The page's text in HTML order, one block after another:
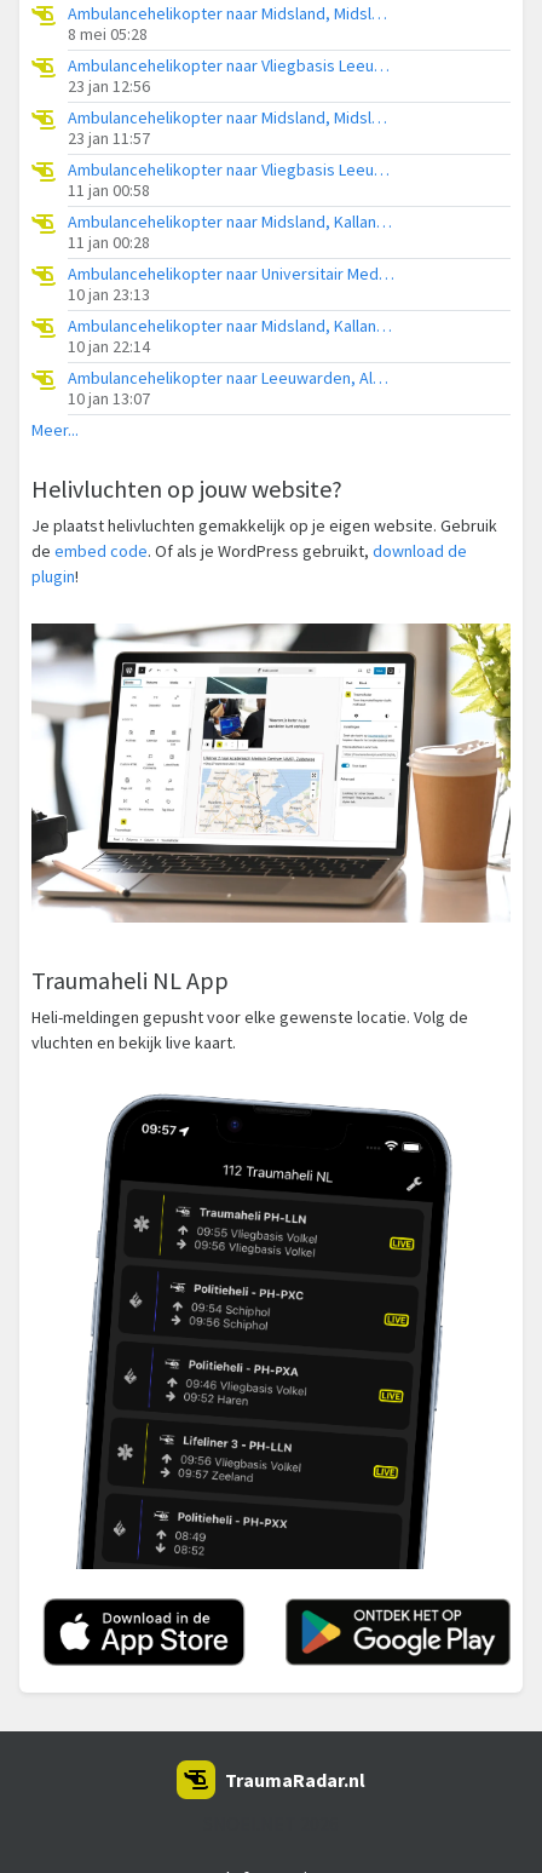
Ambulancehelikopter naar Midsland, Midsland aan Zee
8 mei 05:28
Ambulancehelikopter naar Vliegbasis Leeuwarden
23 jan 12:56
Ambulancehelikopter naar Midsland, Midsland aan Zee
23 jan 11:57
Ambulancehelikopter naar Vliegbasis Leeuwarden, Keegsdijkje
11 jan 00:58
Ambulancehelikopter naar Midsland, Kallandspad
11 jan 00:28
Ambulancehelikopter naar Universitair Medisch Centrum Groningen, Poortweg
10 jan 23:13
Ambulancehelikopter naar Midsland, Kallandspad
10 jan 22:14
Ambulancehelikopter naar Leeuwarden, Aldlânsdyk
10 jan 13:07
Meer...
Helivluchten op jouw website?
Je plaatst helivluchten gemakkelijk op je eigen website. Gebruik
de embed code. Of als je WordPress gebruikt, download de
plugin!
Traumaheli NL App
Heli-meldingen gepusht voor elke gewenste locatie. Volg de
vluchten en bekijk live kaart.
TraumaRadar.nl